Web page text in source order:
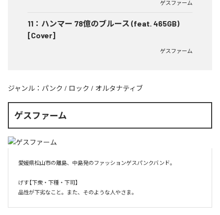
ゲスファーム
11 ： ハンマー 78億のブルース (feat. 465GB)
[Cover]
ゲスファーム
ジャンル： パンク / ロック / オルタナティブ
ゲスファーム
愛媛県松山市の離島、中島発のファッションゲスパンクバンド。
げす【下衆・下種・下司】
品性が下劣なこと。また、そのような人やさま。